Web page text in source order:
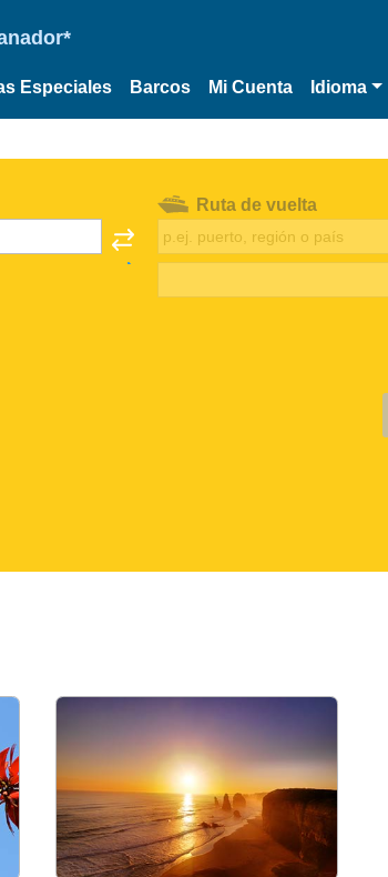
Especiales Barcos Mi Cuenta Idioma
Ruta de vuelta